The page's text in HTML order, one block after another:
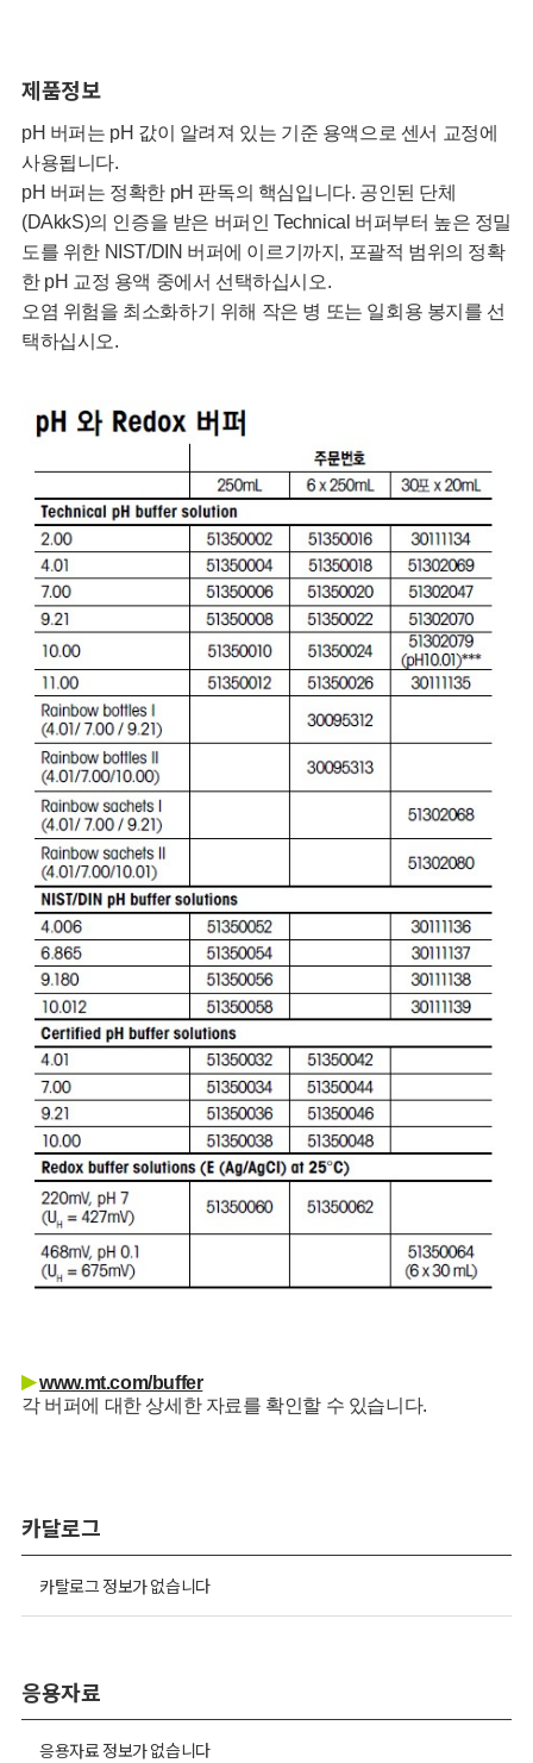
제품정보
pH 버퍼는 pH 값이 알려져 있는 기준 용액으로 센서 교정에
사용됩니다.
pH 버퍼는 정확한 pH 판독의 핵심입니다. 공인된 단체
(DAkkS)의 인증을 받은 버퍼인 Technical 버퍼부터 높은 정밀
도를 위한 NIST/DIN 버퍼에 이르기까지, 포괄적 범위의 정확
한 pH 교정 용액 중에서 선택하십시오.
오염 위험을 최소화하기 위해 작은 병 또는 일회용 봉지를 선
택하십시오.
▶ www.mt.com/buffer
각 버퍼에 대한 상세한 자료를 확인할 수 있습니다.
카달로그
카탈로그 정보가 없습니다
응용자료
응용자료 정보가 없습니다